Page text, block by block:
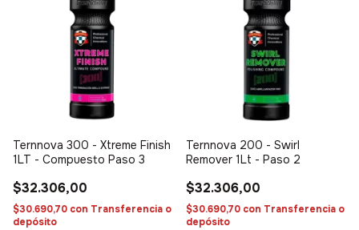
Ternnova 300 - Xtreme Finish
1LT - Compuesto Paso 3
$32.306,00
$30.690,70 con Transferencia o
depósito
Ternnova 200 - Swirl
Remover 1Lt - Paso 2
$32.306,00
$30.690,70 con Transferencia o
depósito